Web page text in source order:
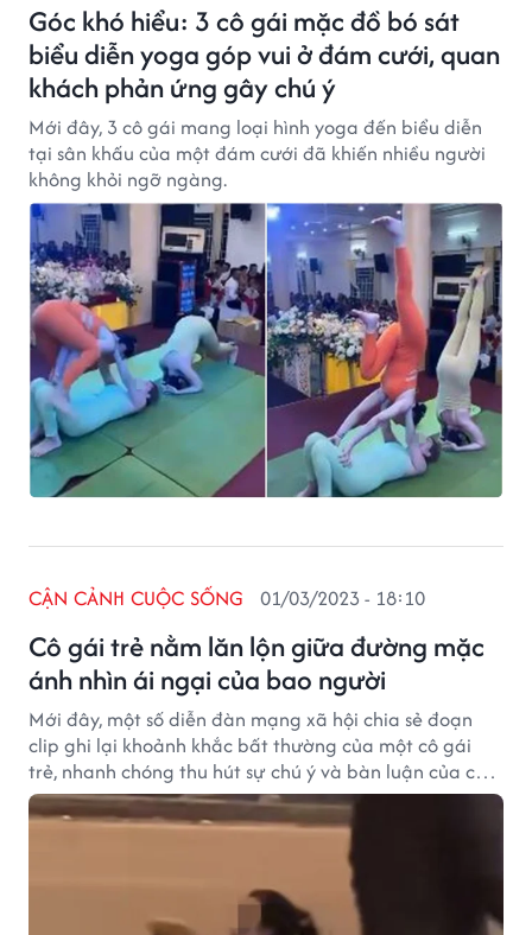
Góc khó hiểu: 3 cô gái mặc đồ bó sát
biểu diễn yoga góp vui ở đám cưới, quan
khách phản ứng gây chú ý
Mới đây, 3 cô gái mang loại hình yoga đến biểu diễn
tại sân khấu của một đám cưới đã khiến nhiều người
không khỏi ngỡ ngàng.
Cô gái trẻ nằm lăn lộn giữa đường mặc
ánh nhìn ái ngại của bao người
CẬN CẢNH CUỘC SỐNG 01/03/2023 - 18:10
Mới đây, một số diễn đàn mạng xã hội chia sẻ đoạn
clip ghi lại khoảnh khắc bất thường của một cô gái
trẻ, nhanh chóng thu hút sự chú ý và bàn luận của cư
dân mạng.